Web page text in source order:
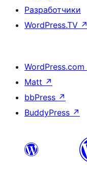
Разработчики
WordPress.TV ↗
WordPress.com
Matt ↗
bbPress ↗
BuddyPress ↗